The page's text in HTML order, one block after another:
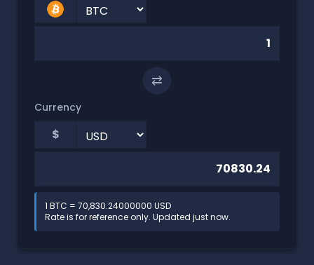
⇄
Currency
$
1 BTC = 70,830.24000000 USD
Rate is for reference only. Updated just now.